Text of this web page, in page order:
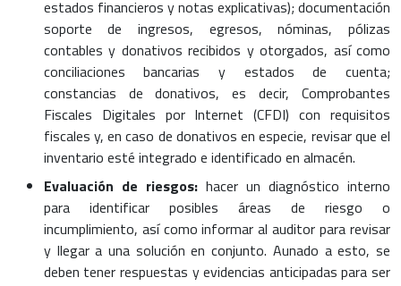
estados financieros y notas explicativas); documentación
soporte de ingresos, egresos, nóminas, pólizas
contables y donativos recibidos y otorgados, así como
conciliaciones bancarias y estados de cuenta;
constancias de donativos, es decir, Comprobantes
Fiscales Digitales por Internet (CFDI) con requisitos
fiscales y, en caso de donativos en especie, revisar que el
inventario esté integrado e identificado en almacén.
Evaluación de riesgos:hacer un diagnóstico interno
para identificar posibles áreas de riesgo o
incumplimiento, así como informar al auditor para revisar
y llegar a una solución en conjunto. Aunado a esto, se
deben tener respuestas y evidencias anticipadas para ser